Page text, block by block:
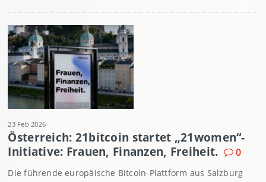
23 Feb 2026
Österreich: 21bitcoin startet „21women“-
Initiative: Frauen, Finanzen, Freiheit.
0
Die führende europäische Bitcoin-Plattform aus Salzburg